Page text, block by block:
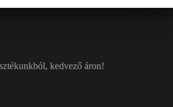
kedvező áron!